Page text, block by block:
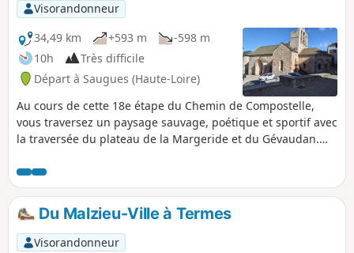
Visorandonneur
34,49 km
+593 m
-598 m
10h
Très difficile
Départ à Saugues (Haute-Loire)
Au cours de cette 18e étape du Chemin de Compostelle,
vous traversez un paysage sauvage, poétique et sportif avec
la traversée du plateau de la Margeride et du Gévaudan.
au gré du hasard et du temps, promettant un parcours
surprenant où il fait bon reconnecter.
Du Malzieu-Ville à Termes
Visorandonneur